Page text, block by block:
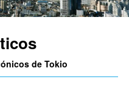
de Tokio